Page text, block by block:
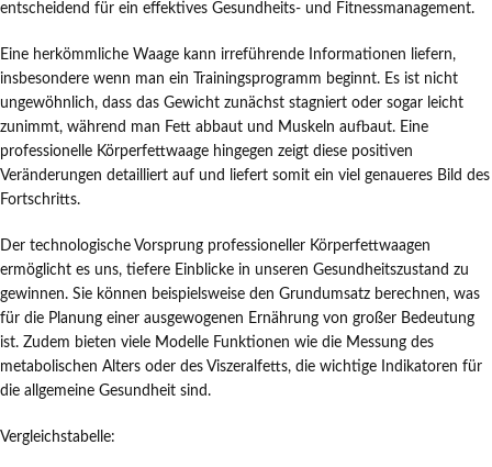
entscheidend für ein effektives Gesundheits- und Fitnessmanagement.
Eine herkömmliche Waage kann irreführende Informationen liefern,
insbesondere wenn man ein Trainingsprogramm beginnt. Es ist nicht
ungewöhnlich, dass das Gewicht zunächst stagniert oder sogar leicht
zunimmt, während man Fett abbaut und Muskeln aufbaut. Eine
professionelle Körperfettwaage hingegen zeigt diese positiven
Veränderungen detailliert auf und liefert somit ein viel genaueres Bild des
Fortschritts.
Der technologische Vorsprung professioneller Körperfettwaagen
ermöglicht es uns, tiefere Einblicke in unseren Gesundheitszustand zu
gewinnen. Sie können beispielsweise den Grundumsatz berechnen, was
für die Planung einer ausgewogenen Ernährung von großer Bedeutung
ist. Zudem bieten viele Modelle Funktionen wie die Messung des
metabolischen Alters oder des Viszeralfetts, die wichtige Indikatoren für
die allgemeine Gesundheit sind.
Vergleichstabelle: